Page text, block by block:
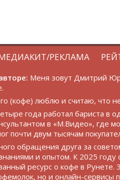
РЕКЛАМА
Меня зовут Дмитрий
(кофе) люблю и считаю, что
года работал бариста в
в «М.Видео», где
почти двум тысячам
обращения друга за
и опытом. К 2025 году
ресурс о кофе в
но и онлайн-сервисы